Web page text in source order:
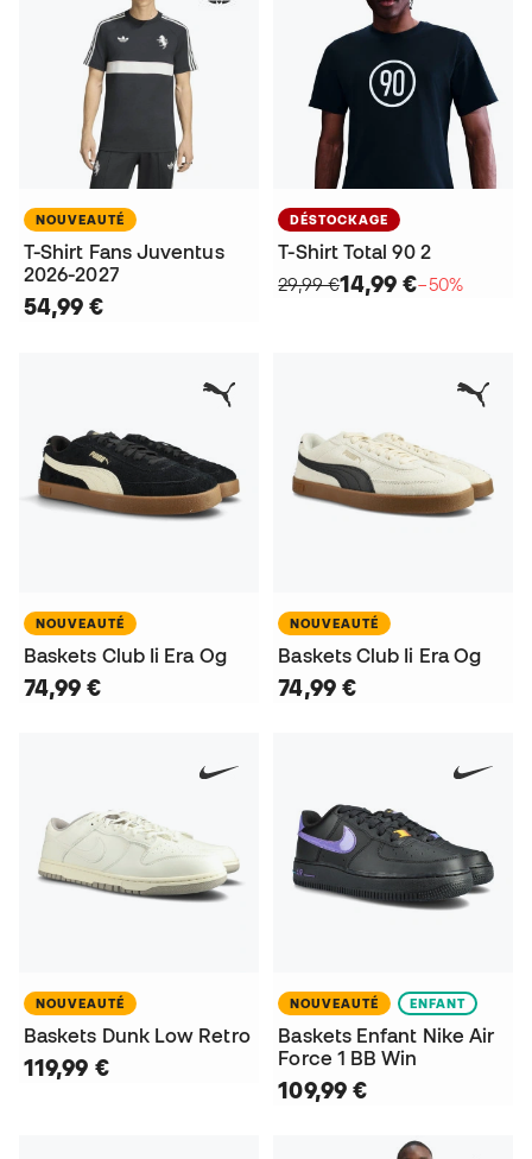
NOUVEAUTÉ
T-Shirt Fans Juventus
2026-2027
54,99 €
DÉSTOCKAGE
T-Shirt Total 90 2
29,99 €14,99 €−50%
NOUVEAUTÉ
Baskets Club Ii Era Og
74,99 €
NOUVEAUTÉ
Baskets Club Ii Era Og
74,99 €
NOUVEAUTÉ
Baskets Dunk Low Retro
119,99 €
NOUVEAUTÉ ENFANT
Baskets Enfant Nike Air
Force 1 BB Win
109,99 €